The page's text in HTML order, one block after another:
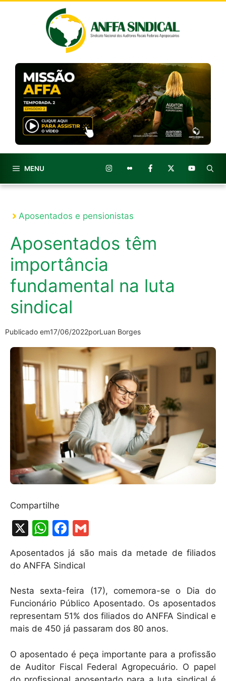
MENU
Aposentados e pensionistas
Aposentados têm
importância
fundamental na luta
sindical
Publicado em17/06/2022porLuan Borges
Compartilhe
X
W
at
A
p
p
F
a
c
b
o
o
ai
Aposentados já são mais da metade de filiados
do ANFFA Sindical
Nesta sexta-feira (17), comemora-se o Dia do
Funcionário Público Aposentado. Os aposentados
representam 51% dos filiados do ANFFA Sindical e
mais de 450 já passaram dos 80 anos.
O aposentado é peça importante para a profissão
de Auditor Fiscal Federal Agropecuário. O papel